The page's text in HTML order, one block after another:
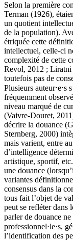
Selon la première
Terman (1926),
un quotient
de la population).
étriquée cette
intellectuel, celle-ci
complexité de cette
Revol, 2012 ; Liratni
toutefois pas de
Plusieurs auteur⋅e⋅s
fréquemment
niveau marqué de
(Vaivre-Douret,
décrire la douance
Sternberg, 2000)
mais varient, entre
d’intelligence
artistique, sportif,
une douance
variantes
consensus dans la
tous fait l’objet de
peut se refléter dans
parler de douance ne
professionnel⋅le⋅s,
l’identification des